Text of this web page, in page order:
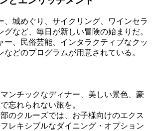
、城めぐり、サイクリング、ワインセラ
グなど、毎日が新しい冒険の始まりだ。
ー、民俗芸能、インタラクティブなクッ
などのプログラムが用意されている。
マンチックなディナー、美しい景色、豪
忘れられない旅を。
のクルーズでは、お子様向けのエクス
レキシブルなダイニング・オプション